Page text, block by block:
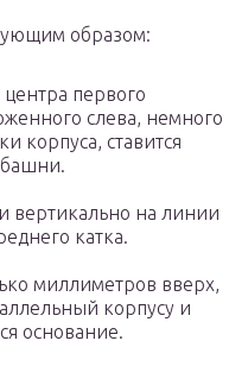
образом:
первого
слева, немного
корпуса, ставится
башни.
вертикально на линии
катка.
миллиметров вверх,
корпусу и
основание.